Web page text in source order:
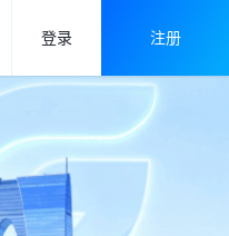
登录 注册